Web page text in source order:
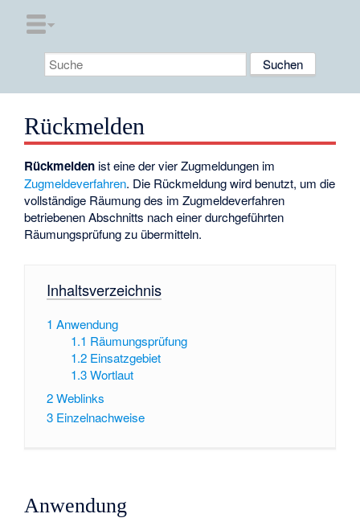
Rückmelden
Rückmelden ist eine der vier Zugmeldungen im
Zugmeldeverfahren. Die Rückmeldung wird benutzt, um die
vollständige Räumung des im Zugmeldeverfahren
betriebenen Abschnitts nach einer durchgeführten
Räumungsprüfung zu übermitteln.
Inhaltsverzeichnis
1 Anwendung
1.1 Räumungsprüfung
1.2 Einsatzgebiet
1.3 Wortlaut
2Weblinks
3 Einzelnachweise
Anwendung